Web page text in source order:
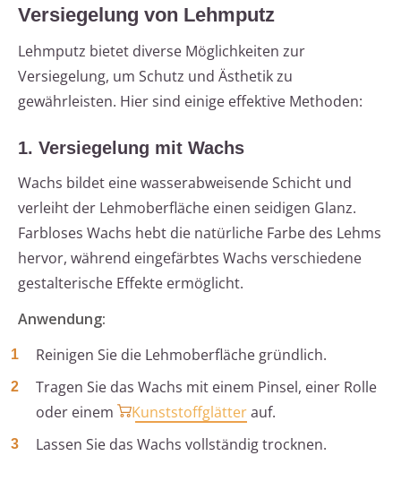
Versiegelung von Lehmputz
Lehmputz bietet diverse Möglichkeiten zur
Versiegelung, um Schutz und Ästhetik zu
gewährleisten. Hier sind einige effektive Methoden:
1. Versiegelung mit Wachs
Wachs bildet eine wasserabweisende Schicht und
verleiht der Lehmoberfläche einen seidigen Glanz.
Farbloses Wachs hebt die natürliche Farbe des Lehms
hervor, während eingefärbtes Wachs verschiedene
gestalterische Effekte ermöglicht.
Anwendung:
Reinigen Sie die Lehmoberfläche gründlich.
Tragen Sie das Wachs mit einem Pinsel, einer Rolle
oder einem
Kunststoffglätterauf.
Lassen Sie das Wachs vollständig trocknen.